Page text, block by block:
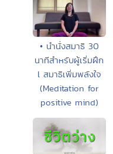
• นำนั่งสมาธิ 30
นาทีสำหรับผู้เริ่มฝึก
l สมาธิเพิ่มพลังใจ
(Meditation for
positive mind)